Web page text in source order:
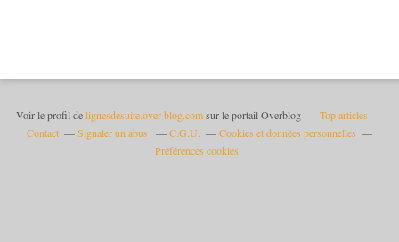
Voir le profil delignesdesuite.over-blog.comsur le portail Overblog
Top articles
Contact
Signaler un abus C.G.U.
Cookies et données personnelles
Préférences cookies